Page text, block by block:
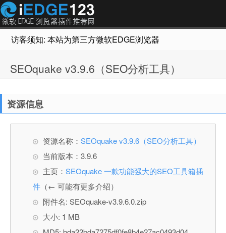
访客须知: 本站为第三方微软EDGE浏览器插件推荐网站，
SEOquake v3.9.6（SEO分析工具）
资源信息
资源名称： SEOquake v3.9.6（SEO分析工具）
当前版本：3.9.6
主页： SEOquake 一款功能强大的SEO工具箱插
件 （← 可能有更多介绍）
附件名: SEOquake-v3.9.6.0.zip
大小: 1 MB